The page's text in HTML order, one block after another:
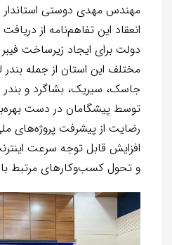
مهندس مهدی دوستی استاندار
انعقاد این تفاهم‌نامه از
دولت برای ایجاد زیرساخت
مختلف این استان از جمله بندر
جاسک، سیریک، بشاگرد و
توسط پیشگامان در دست
رضایت از پیشرفت پروژه‌های
افزایش قابل توجه سرعت
و تحول کسب‌وکارهای مرتبط